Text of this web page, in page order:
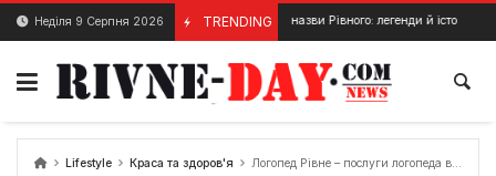
Skip
content
Неділя 9 Серпня 2026 TRENDING
7 Лютого, 2024 Походження назви Рівного: легенди й історичні факти
Lifestyle Краса та здоров'я Логопед Рівне – послуги логопеда в Рівному: контакти та ціни